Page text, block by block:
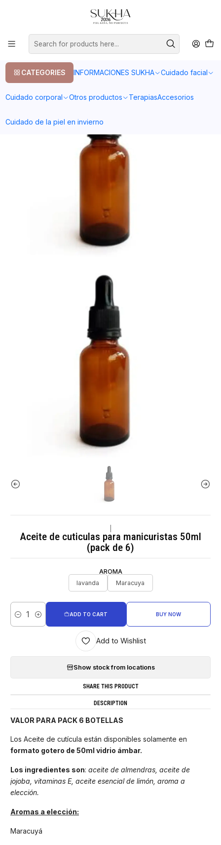
CATEGORIES INFORMACIONES SUKHA Cuidado facial
Cuidado corporal Otros productos TerapiasAccesorios
Cuidado de la piel en invierno
20% en tu primera compra con el codigo COMPRA1
Aceite de cuticulas para manicuristas 50ml (pack de 6)
Aceite de cuticulas para manicuristas 50ml
(pack de 6)
AROMA
lavanda
Maracuya
Quantity
ADD TO CART BUY NOW
Add to Wishlist
Show stock from locations
SHARE THIS PRODUCT
DESCRIPTION
VALOR PARA PACK 6 BOTELLAS
Los Aceite de cutícula están disponibles solamente en
formato gotero de 50ml vidrio ámbar.
Los ingredientes son: aceite de almendras, aceite de
jojoba, vitaminas E, aceite esencial de limón, aroma a
elección.
Aromas a elección:
Maracuyá